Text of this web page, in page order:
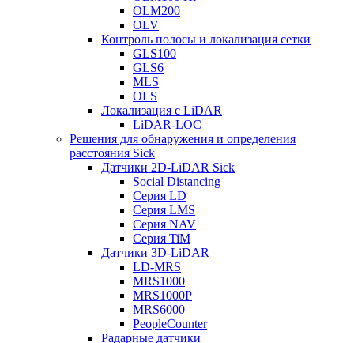
OLM200
OLV
Контроль полосы и локализация сетки
GLS100
GLS6
MLS
OLS
Локализация с LiDAR
LiDAR-LOC
Решения для обнаружения и определения
расстояния Sick
Датчики 2D-LiDAR Sick
Social Distancing
Серия LD
Серия LMS
Серия NAV
Серия TiM
Датчики 3D-LiDAR
LD-MRS
MRS1000
MRS1000P
MRS6000
PeopleCounter
Радарные датчики